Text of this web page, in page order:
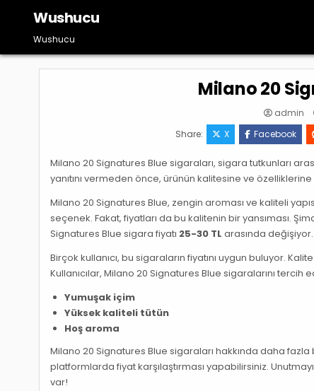
content
Wushucu
Wushucu
Milano 20
admin
Share:
X Facebook
Milano 20 Signatures Blue sigaraları, sigara tutkunları
yanıtını vermeden önce, ürünün kalitesine ve
Milano 20 Signatures Blue, zengin aroması ve kaliteli
seçenek. Fakat, fiyatları da bu kalitenin bir yansıması.
Signatures Blue sigara fiyatı 25-30 TL arasında
Birçok kullanıcı, bu sigaraların fiyatını uygun buluyor.
Kullanıcılar, Milano 20 Signatures Blue sigaralarını
Yumuşak içim
Yüksek kaliteli tütün
Hoş aroma
Milano 20 Signatures Blue sigaraları hakkında daha
platformlarda fiyat karşılaştırması yapabilirsiniz.
var!